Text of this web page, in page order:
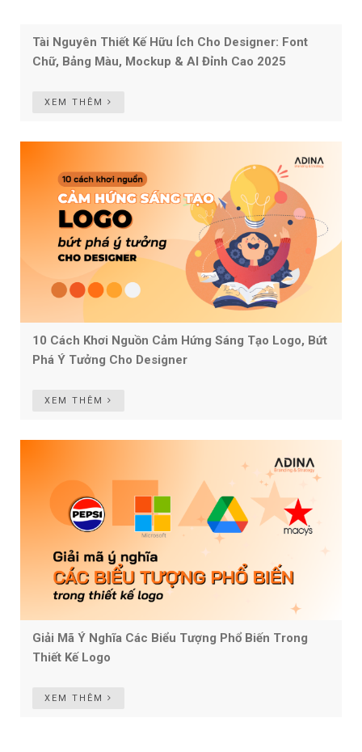
Tài Nguyên Thiết Kế Hữu Ích Cho Designer: Font
Chữ, Bảng Màu, Mockup & AI Đỉnh Cao 2025
XEM THÊM
10 Cách Khơi Nguồn Cảm Hứng Sáng Tạo Logo, Bứt
Phá Ý Tưởng Cho Designer
XEM THÊM
Giải Mã Ý Nghĩa Các Biểu Tượng Phổ Biến Trong
Thiết Kế Logo
XEM THÊM